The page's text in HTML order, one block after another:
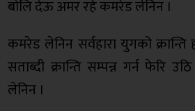
बाेलि देऊ अमर रहे कमरेड लेनिन ।
कमरेड लेनिन सर्वहारा युगको क्रान्ति
सताब्दी क्रान्ति सम्पन्न गर्न फेरि
लेनिन ।